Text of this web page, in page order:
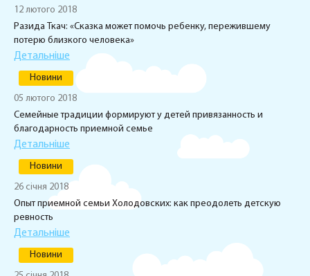
12 лютого 2018
Разида Ткач: «Сказка может помочь ребенку, пережившему
потерю близкого человека»
Детальніше
Новини
05 лютого 2018
Семейные традиции формируют у детей привязанность и
благодарность приемной семье
Детальніше
Новини
26 січня 2018
Опыт приемной семьи Холодовских: как преодолеть детскую
ревность
Детальніше
Новини